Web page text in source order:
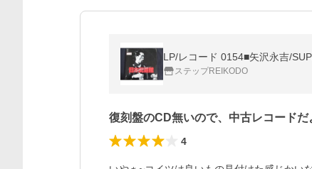
LP/レコード 0154■矢沢永吉/
ステップREIKODO
復刻盤のCD無いので、中古レコードだ
4